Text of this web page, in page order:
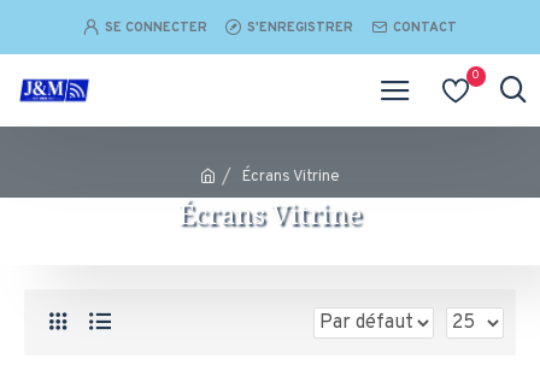
SE CONNECTER S'ENREGISTRER CONTACT
0
Écrans Vitrine
Écrans Vitrine